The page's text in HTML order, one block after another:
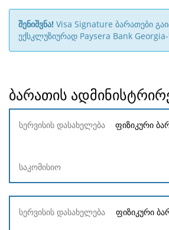
შენიშვნა! Visa Signature ბარათები
ექსკლუზიურად Paysera Bank
ბარათის
სერვისის
საკომისიო
ფიზიკური
ფიზიკური